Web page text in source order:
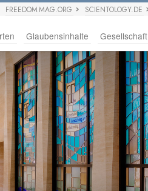
FREEDOM MAG.ORG SCIENTOLOGY.DE
Glaubensinhalte Gesellschaft